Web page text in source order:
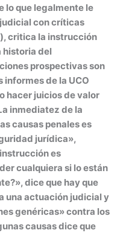
lo que legalmente le
con críticas
critica la instrucción
historia del
prospectivas son
informes de la UCO
hacer juicios de valor
inmediatez de la
causas penales es
jurídica»,
es
cualquiera si lo están
dice que hay que
una actuación judicial y
genéricas» contra los
causas dice que